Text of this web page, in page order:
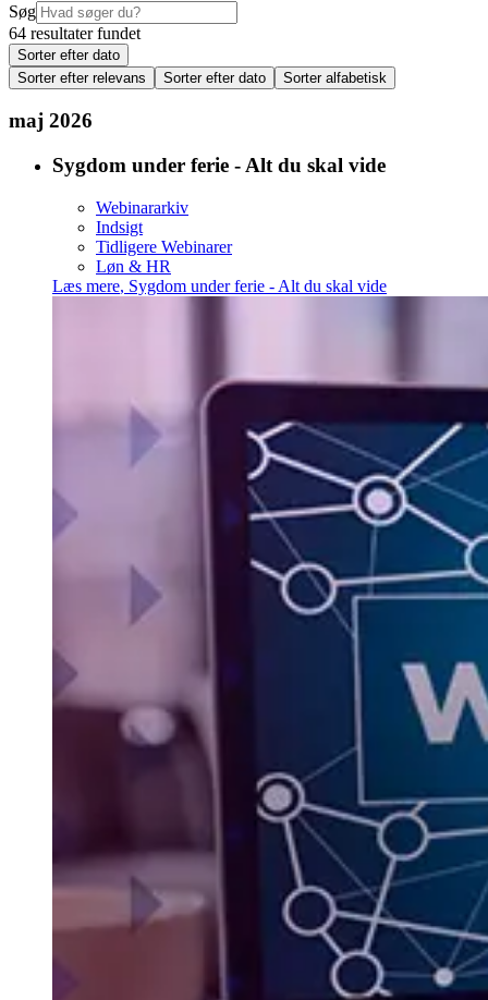
Søg
64 resultater fundet
Sorter efter dato
Sorter efter relevans
Sorter efter dato Sorter alfabetisk
maj 2026
Sygdom under ferie - Alt du skal vide
Webinararkiv
Indsigt
Tidligere Webinarer
Løn & HR
Læs mere, Sygdom under ferie - Alt du skal vide